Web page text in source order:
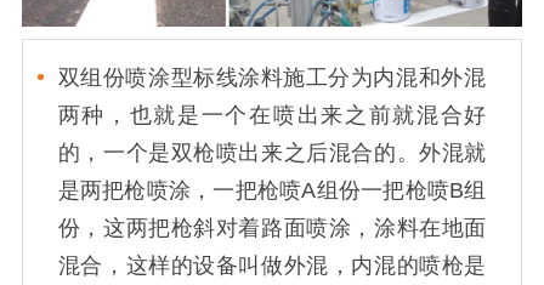
双组份喷涂型标线涂料施工分为内混和外混
两种，也就是一个在喷出来之前就混合好
的，一个是双枪喷出来之后混合的。外混就
是两把枪喷涂，一把枪喷A组份一把枪喷B组
份，这两把枪斜对着路面喷涂，涂料在地面
混合，这样的设备叫做外混，内混的喷枪是